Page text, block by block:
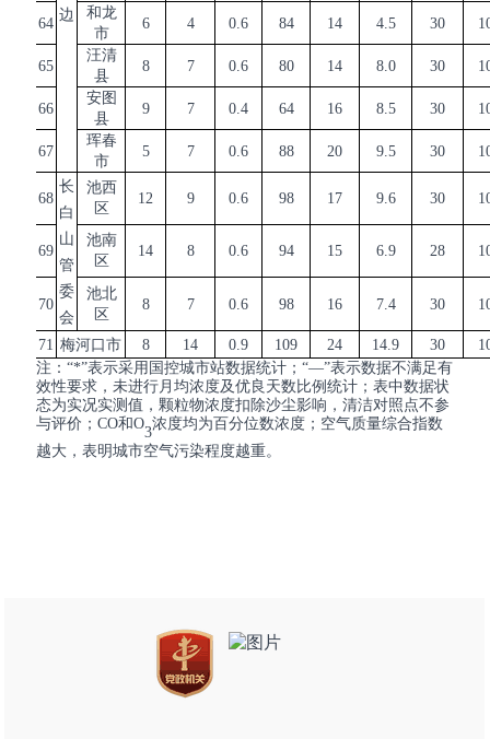
边
64
和龙
市
6 4 0.6 84 14 4.5 30
65
汪清
县
8 7 0.6 80 14 8.0 30
66
安图
县
9 7 0.4 64 16 8.5 30
67
珲春
市
5 7 0.6 88 20 9.5 30
68
长
白
山
管
委
会
池西
区
12 9 0.6 98 17 9.6 30
69
池南
区
14 8 0.6 94 15 6.9 28
70
池北
区
8 7 0.6 98 16 7.4 30
71 梅河口市 8 14 0.9 109 24 14.9 30
注：“*”表示采用国控城市站数据统计；“—”表示数据不满足有
效性要求，未进行月均浓度及优良天数比例统计；表中数据状
态为实况实测值，颗粒物浓度扣除沙尘影响，清洁对照点不参
与评价；CO和O
3
浓度均为百分位数浓度；空气质量综合指数
越大，表明城市空气污染程度越重。